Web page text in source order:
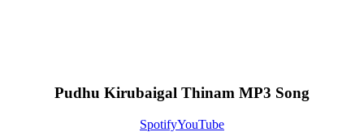
Pudhu Kirubaigal Thinam MP3 Song
SpotifyYouTube